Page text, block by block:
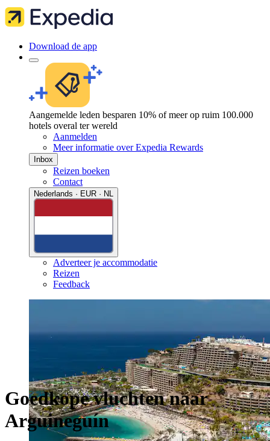
Download de app
Aangemelde leden besparen 10% of meer op ruim 100.000
hotels overal ter wereld
Aanmelden
Meer informatie over Expedia Rewards
Inbox
Reizen boeken
Contact
Nederlands · EUR · NL
Adverteer je accommodatie
Reizen
Feedback
Goedkope vluchten naar
Arguineguín